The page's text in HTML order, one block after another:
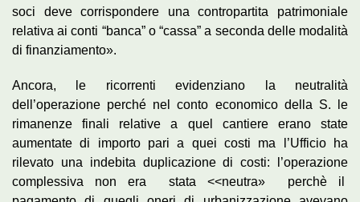
soci deve corrispondere una contropartita patrimoniale
relativa ai conti “banca” o “cassa” a seconda delle modalità
di finanziamento».
Ancora, le ricorrenti evidenziano la neutralità
dell’operazione perché nel conto economico della S. le
rimanenze finali relative a quel cantiere erano state
aumentate di importo pari a quei costi ma l’Ufficio ha
rilevato una indebita duplicazione di costi: l’operazione
complessiva non era stata <<neutra» perchè il